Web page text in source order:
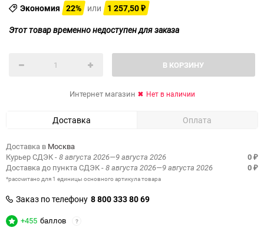
Экономия 22% или 1 257,50 ₽
Этот товар временно недоступен для заказа
В КОРЗИНУ
Интернет магазин Нет в наличии
Доставка Оплата
Доставка в Москва
Курьер СДЭК- 8 августа 2026—9 августа 2026 0 ₽
Доставка до пункта СДЭК- 8 августа 2026—9 августа 2026 0 ₽
*рассчитано для 1 единицы основного артикула товара
Заказ по телефону 8 800 333 80 69
+455 баллов ?